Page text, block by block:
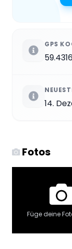
GPS
14.
Fotos
Füge deine